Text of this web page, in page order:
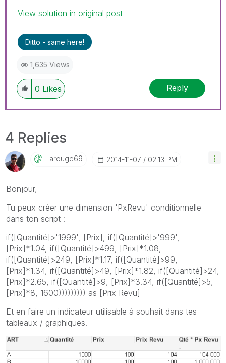
View solution in original post
Ditto - same here!
1,635 Views
0 Likes Reply
4 Replies
Larouge69 ‎2014-11-07 02:13 PM
Bonjour,
Tu peux créer une dimension 'PxRevu' conditionnelle
dans ton script :
if([Quantité]>'1999', [Prix], if([Quantité]>'999',
[Prix]*1.04, if([Quantité]>499, [Prix]*1.08,
if([Quantité]>249, [Prix]*1.17, if([Quantité]>99,
[Prix]*1.34, if([Quantité]>49, [Prix]*1.82, if([Quantité]>24,
[Prix]*2.65, if([Quantité]>9, [Prix]*3.34, if([Quantité]>5,
[Prix]*8, 1600))))))))) as [Prix Revu]
Et en faire un indicateur utilisable à souhait dans tes
tableaux / graphiques.